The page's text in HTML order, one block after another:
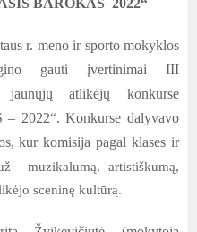
BAROKAS 2022“
r. meno ir sporto mokyklos
gauti įvertinimai III
jaunųjų atlikėjų konkurse
2022“. Konkurse dalyvavo
kur komisija pagal klases ir
muzikalumą, artistiškumą,
sceninę kultūrą.